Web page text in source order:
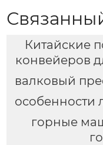
Китайские
конвейеров
валковый
особенности
горные